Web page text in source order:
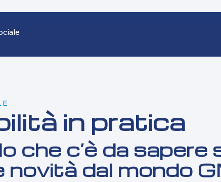
in pratica
che c’è da sapere
novità dal mondo